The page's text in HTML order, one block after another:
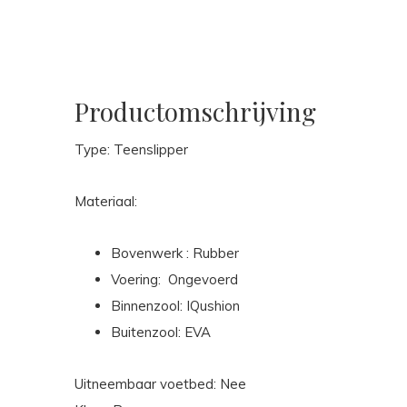
Productomschrijving
Type: Teenslipper
Materiaal:
Bovenwerk : Rubber
Voering: Ongevoerd
Binnenzool: IQushion
Buitenzool: EVA
Uitneembaar voetbed: Nee